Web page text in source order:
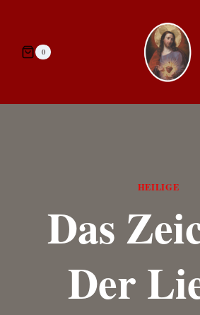
springen0
HEILIGE
Das
Der